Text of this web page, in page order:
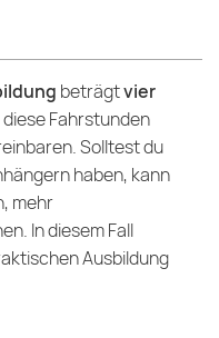
beträgtvier
Fahrstunden
Solltest du
haben, kann
mehr
In diesem Fall
Ausbildung